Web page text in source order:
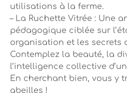
utilisations à la ferme.
– La Ruchette Vitrée : Une
pédagogique ciblée sur
organisation et les secrets
Contemplez la beauté, la
l’intelligence collective
En cherchant bien, vous y
abeilles !